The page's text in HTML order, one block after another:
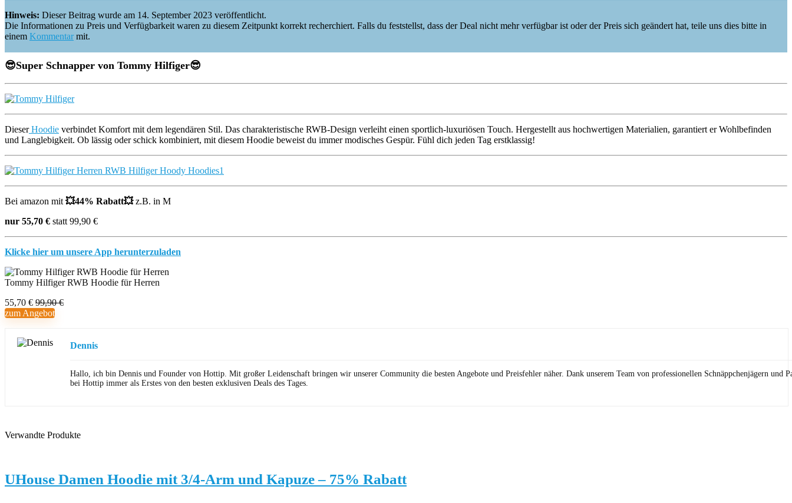
Hinweis: Dieser Beitrag wurde am 14. September 2023 veröffentlicht.
Die Informationen zu Preis und Verfügbarkeit waren zu diesem Zeitpunkt korrekt recherchiert. Falls du feststellst, dass der Deal nicht mehr verfügbar ist oder der Preis sich geändert hat, teile uns dies bitte in
einem Kommentarmit.
😎Super Schnapper von Tommy Hilfiger😎
DieserHoodie verbindet Komfort mit dem legendären Stil. Das charakteristische RWB-Design verleiht einen sportlich-luxuriösen Touch. Hergestellt aus hochwertigen Materialien, garantiert er Wohlbefinden
und Langlebigkeit. Ob lässig oder schick kombiniert, mit diesem Hoodie beweist du immer modisches Gespür. Fühl dich jeden Tag erstklassig!
Bei amazon mit 💥44% Rabatt💥z.B. in M
nur 55,70 € statt 99,90 €
Klicke hier um unsere App herunterzuladen
Tommy Hilfiger RWB Hoodie für Herren
55,70 € 99,90 €
zum Angebot
Dennis
Hallo, ich bin Dennis und Founder von Hottip. Mit großer Leidenschaft bringen wir unserer Community die besten Angebote und Preisfehler näher. Dank unserem Team von professionellen Schnäppchenjägern und
bei Hottip immer als Erstes von den besten exklusiven Deals des Tages.
Verwandte Produkte
UHouse Damen Hoodie mit 3/4-Arm und Kapuze – 75% Rabatt